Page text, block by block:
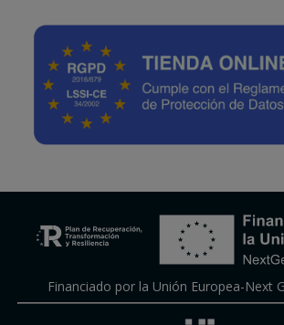
Financiado por la Unión Europea-Next